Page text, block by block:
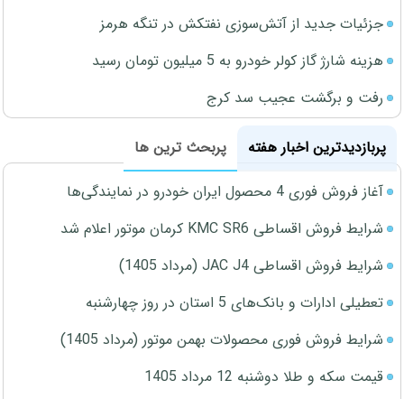
جزئیات جدید از آتش‌سوزی نفتکش در تنگه هرمز
هزینه شارژ گاز کولر خودرو به 5 میلیون تومان رسید
رفت و برگشت عجیب سد کرج
پربازدیدترین اخبار هفته
پربحث ترین ها
آغاز فروش فوری 4 محصول ایران خودرو در نمایندگی‌ها
شرایط فروش اقساطی KMC SR6 کرمان موتور اعلام شد
شرایط فروش اقساطی JAC J4 (مرداد 1405)
تعطیلی ادارات و بانک‌های 5 استان در روز چهارشنبه
شرایط فروش فوری محصولات بهمن موتور (مرداد 1405)
قیمت سکه و طلا دوشنبه 12 مرداد 1405